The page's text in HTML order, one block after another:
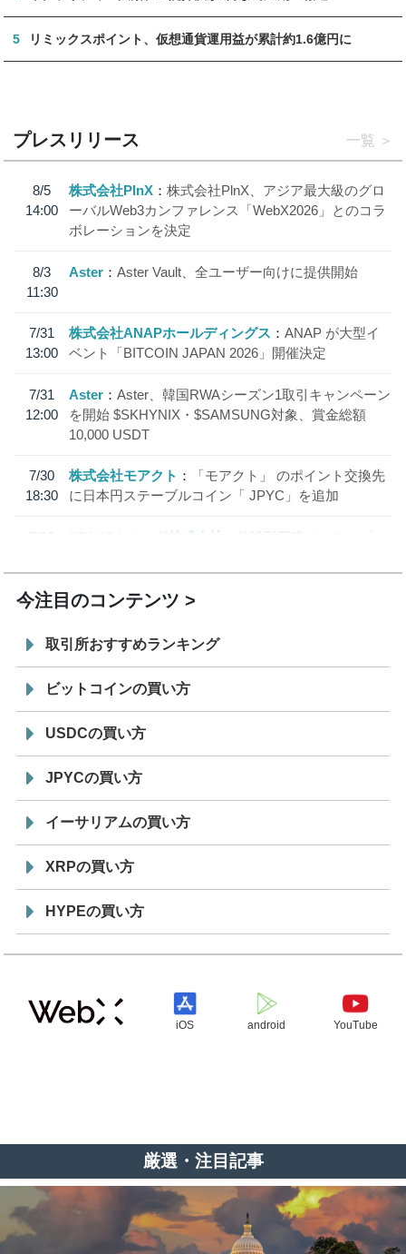
5 リミックスポイント、仮想通貨運用益が累計約1.6億円に
プレスリリース 一覧
8/5
14:00
株式会社PlnX
株式会社PlnX、アジア最大級のグロ
ーバルWeb3カンファレンス「WebX2026」とのコラ
ボレーションを決定
8/3
11:30
Aster Aster Vault、全ユーザー向けに提供開始
7/31
13:00
株式会社ANAPホールディングス
ANAP が大型イ
ベント「BITCOIN JAPAN 2026」開催決定
7/31
12:00
Aster
Aster、韓国RWAシーズン1取引キャンペーン
を開始 $SKHYNIX・$SAMSUNG対象、賞金総額
10,000 USDT
7/30
18:30
株式会社モアクト
「モアクト」 のポイント交換先
に日本円ステーブルコイン「 JPYC」を追加
7/29
SBI VCトレード株式会社
信託型円建てステーブル
今注目のコンテンツ
取引所おすすめランキング
ビットコインの買い方
USDCの買い方
JPYCの買い方
イーサリアムの買い方
XRPの買い方
HYPEの買い方
iOS android YouTube
厳選・注目記事